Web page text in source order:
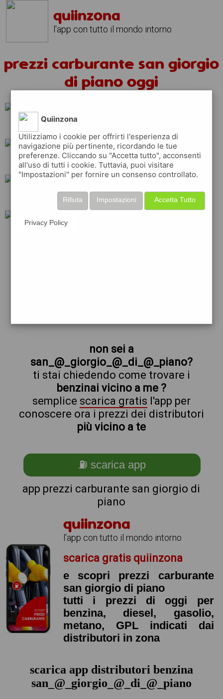
quiinzona
l'app con tutto il mondo intorno
prezzi carburante san giorgio
di piano oggi
q8 erg esso
eni shell
non sei a
san_@_giorgio_@_di_@_piano?
ti stai chiedendo come trovare i
benzinai vicino a me ?
semplice scarica gratis l'app per
conoscere ora i prezzi dei distributori
più vicino a te
⛽ scarica app
app prezzi carburante san giorgio di
piano
quiinzona
l'app con tutto il mondo intorno
scarica gratis quiinzona
e scopri prezzi carburante
san giorgio di piano
tutti i prezzi di oggi per
benzina, diesel, gasolio,
metano, GPL indicati dai
distributori in zona
scarica app distributori benzina
san_@_giorgio_@_di_@_piano
Quiinzona
Utilizziamo i cookie per offrirti l'esperienza di
navigazione più pertinente, ricordando le tue
preferenze. Cliccando su "Accetta tutto", acconsenti
all'uso di tutti i cookie. Tuttavia, puoi visitare
"Impostazioni" per fornire un consenso controllato.
Accetta Tutto
Impostazioni
Rifiuta
Privacy Policy